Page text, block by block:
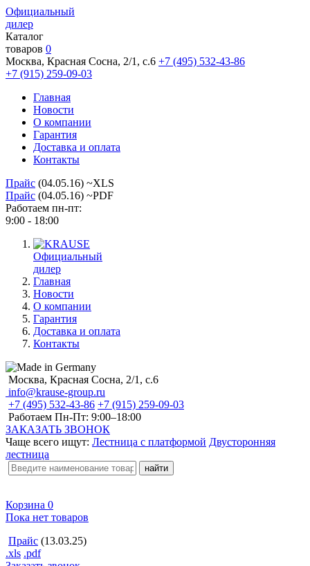
Официальный
дилер
Каталог
товаров 0
Москва, Красная Сосна, 2/1, с.6 +7 (495) 532-43-86
+7 (915) 259-09-03
Главная
Новости
О компании
Гарантия
Доставка и оплата
Контакты
Прайс (04.05.16) ~XLS
Прайс (04.05.16) ~PDF
Работаем пн-пт:
9:00 - 18:00
Официальный
дилер
Главная
Новости
О компании
Гарантия
Доставка и оплата
Контакты
Москва, Красная Сосна, 2/1, с.6
info@krause-group.ru
+7 (495) 532-43-86 +7 (915) 259-09-03
Работаем Пн-Пт: 9:00–18:00
ЗАКАЗАТЬ ЗВОНОК
Чаще всего ищут: Лестница с платформой Двусторонняя
лестница
Корзина 0
Пока нет товаров
Прайс (13.03.25)
.xls .pdf